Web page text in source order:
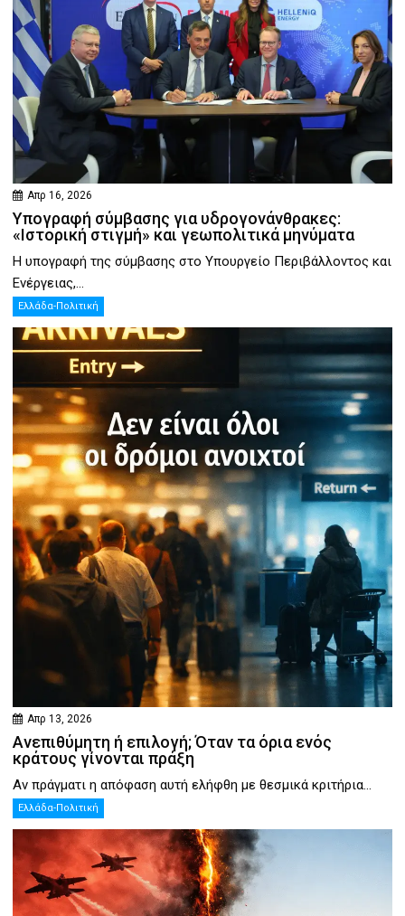
Απρ 16, 2026
Υπογραφή σύμβασης για υδρογονάνθρακες:
«Ιστορική στιγμή» και γεωπολιτικά μηνύματα
Η υπογραφή της σύμβασης στο Υπουργείο Περιβάλλοντος και
Ενέργειας,...
Ελλάδα-Πολιτική
Απρ 13, 2026
Ανεπιθύμητη ή επιλογή; Όταν τα όρια ενός
κράτους γίνονται πράξη
Αν πράγματι η απόφαση αυτή ελήφθη με θεσμικά κριτήρια...
Ελλάδα-Πολιτική